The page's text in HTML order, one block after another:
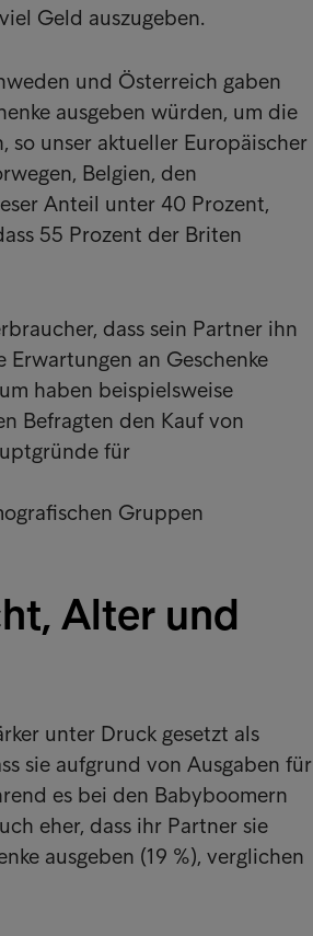
Geld auszugeben.
und Österreich gaben
ausgeben würden, um die
unser aktueller Europäischer
Belgien, den
Anteil unter 40 Prozent,
55 Prozent der Briten
dass sein Partner ihn
Erwartungen an Geschenke
haben beispielsweise
Befragten den Kauf von
für
Gruppen
Alter und
unter Druck gesetzt als
sie aufgrund von Ausgaben für
es bei den Babyboomern
eher, dass ihr Partner sie
ausgeben (19 %), verglichen